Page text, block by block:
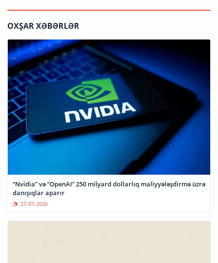
OXŞAR XƏBƏRLƏR
“Nvidia” və “OpenAI” 250 milyard dollarlıq maliyyələşdirmə üzrə
danışıqlar aparır
27-07-2026